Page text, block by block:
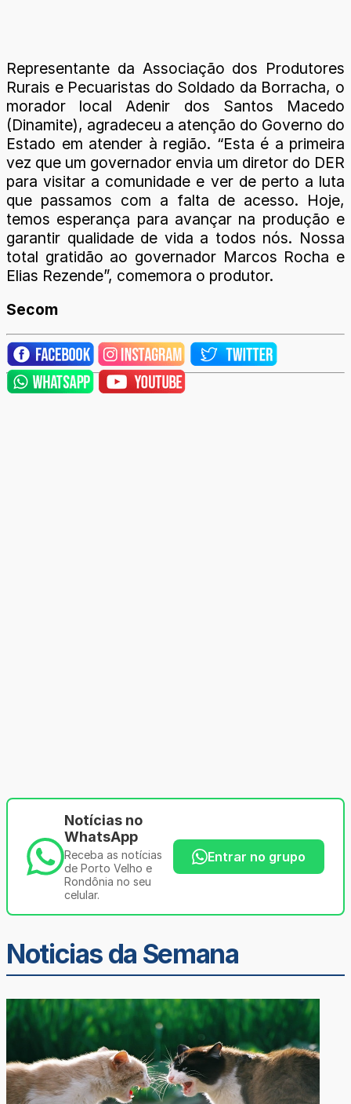
Representante da Associação dos Produtores
Rurais e Pecuaristas do Soldado da Borracha, o
morador local Adenir dos Santos Macedo
(Dinamite), agradeceu a atenção do Governo do
Estado em atender à região. “Esta é a primeira
vez que um governador envia um diretor do DER
para visitar a comunidade e ver de perto a luta
que passamos com a falta de acesso. Hoje,
temos esperança para avançar na produção e
garantir qualidade de vida a todos nós. Nossa
total gratidão ao governador Marcos Rocha e
Elias Rezende”, comemora o produtor.
Secom
Notícias no
WhatsApp
Receba as notícias
de Porto Velho e
Rondônia no seu
celular.
Entrar no grupo
Noticias da Semana